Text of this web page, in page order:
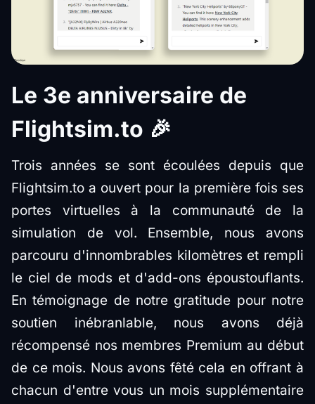
Le 3e anniversaire de
Flightsim.to 🎉
Trois années se sont écoulées depuis que
Flightsim.to a ouvert pour la première fois ses
portes virtuelles à la communauté de la
simulation de vol. Ensemble, nous avons
parcouru d'innombrables kilomètres et rempli
le ciel de mods et d'add-ons époustouflants.
En témoignage de notre gratitude pour notre
soutien inébranlable, nous avons déjà
récompensé nos membres Premium au début
de ce mois. Nous avons fêté cela en offrant à
chacun d'entre vous un mois supplémentaire